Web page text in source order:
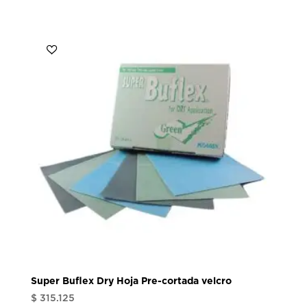
Super Buflex Dry Hoja Pre-cortada velcro
$ 315.125